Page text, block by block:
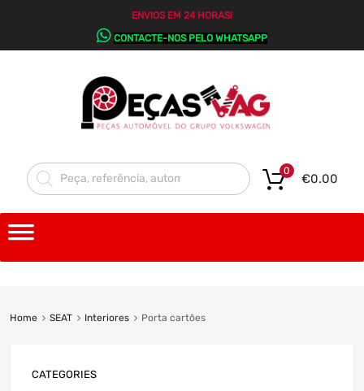
ENVIOS EM 24 HORAS!
CONTACTE-NOS PELO WHATSAPP
€0.00
0
Home SEAT Interiores Porta cartões
CATEGORIES